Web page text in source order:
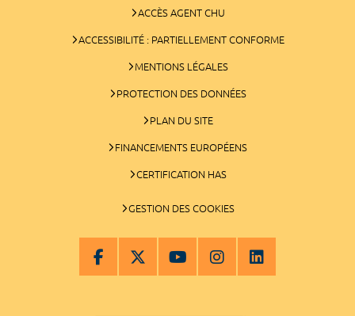
ACCÈS AGENT CHU
ACCESSIBILITÉ : PARTIELLEMENT CONFORME
MENTIONS LÉGALES
PROTECTION DES DONNÉES
PLAN DU SITE
FINANCEMENTS EUROPÉENS
CERTIFICATION HAS
GESTION DES COOKIES